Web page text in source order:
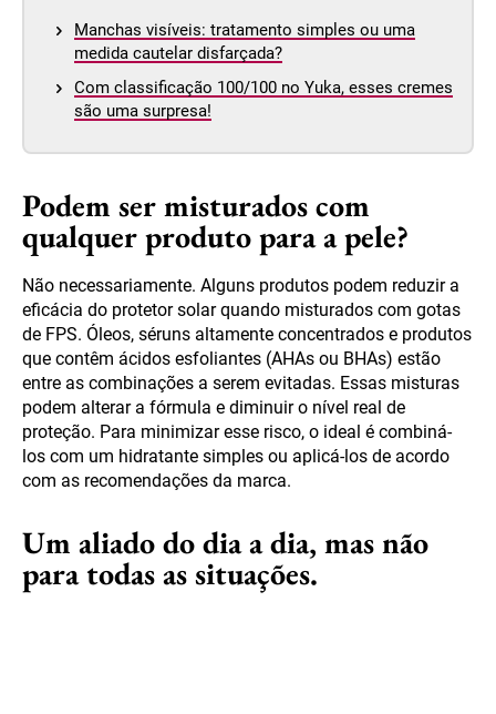
Manchas visíveis: tratamento simples ou uma
medida cautelar disfarçada?
Com classificação 100/100 no Yuka, esses cremes
são uma surpresa!
Podem ser misturados com
qualquer produto para a pele?
Não necessariamente. Alguns produtos podem reduzir a
eficácia do protetor solar quando misturados com gotas
de FPS. Óleos, séruns altamente concentrados e produtos
que contêm ácidos esfoliantes (AHAs ou BHAs) estão
entre as combinações a serem evitadas. Essas misturas
podem alterar a fórmula e diminuir o nível real de
proteção. Para minimizar esse risco, o ideal é combiná-
los com um hidratante simples ou aplicá-los de acordo
com as recomendações da marca.
Um aliado do dia a dia, mas não
para todas as situações.